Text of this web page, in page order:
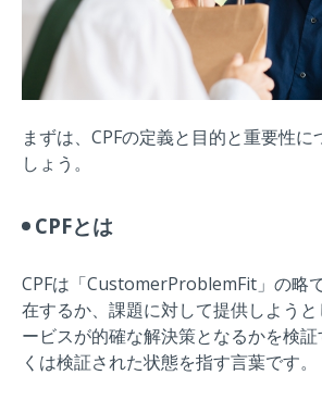
まずは、CPFの定義と目的と重要性に
しょう。
CPFとは
CPFは「CustomerProblemFit」の略
在するか、課題に対して提供しよう
ービスが的確な解決策となるかを検
くは検証された状態を指す言葉です。